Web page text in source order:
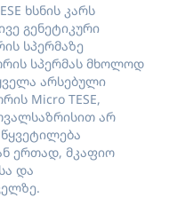
ხსნის კარს
გენეტიკური
სპერმაზე
სპერმას მხოლოდ
არსებული
Micro TESE,
არ
ერთად, მკაფიო
და